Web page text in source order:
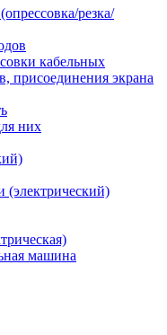
резка/
кабельных
присоединения экрана
них
(электрический)
машина